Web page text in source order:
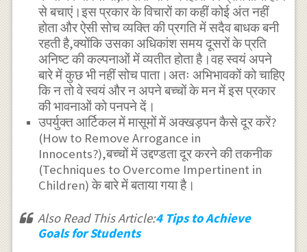
से बचाएं।इस प्रकार के विचारों का कहीं कोई अंत नहीं
होता और ऐसी सोच व्यक्ति की प्रगति में सदैव बाधक बनी
रहती है,क्योंकि उसका अधिकांश समय दूसरों के प्रति
अनिष्ट की कल्पनाओं में व्यतीत होता है।वह स्वयं अपने
बारे में कुछ भी नहीं सोच पाता।अतः अभिभावकों को चाहिए
कि न तो वे स्वयं और न अपने बच्चों के मन में इस प्रकार
की भावनाओं को पनपने दें।
उपर्युक्त आर्टिकल में मासूमों में अक्खड़पन कैसे दूर करें?
(How to Remove Arrogance in
Innocents?),बच्चों में उद्दण्डता दूर करने की तकनीक
(Techniques to Overcome Impertinent in
Children) के बारे में बताया गया है।
Also Read This Article:4 Tips to Achieve
Goals for Students